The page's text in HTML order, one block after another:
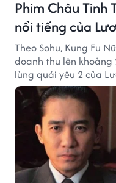
Phim Châu
nổi tiếng của
Theo Sohu, Kung Fu
doanh thu lên khoảng
lùng quái yêu 2 của
hạng phòng vé Trung